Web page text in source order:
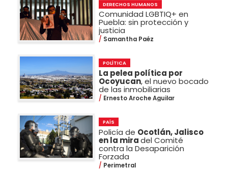
DERECHOS HUMANOS
Comunidad LGBTIQ+ en
Puebla: sin protección y
justicia
Samantha Paéz
POLÍTICA
La pelea política por
Ocoyucan, el nuevo bocado
de las inmobiliarias
Ernesto Aroche Aguilar
PAÍS
Policía de Ocotlán, Jalisco
en la miradel Comité
contra la Desaparición
Forzada
Perimetral